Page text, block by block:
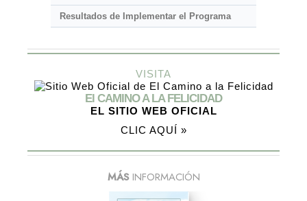
Resultados de Implementar el Programa
VISITA
El CAMINO A LA FELICIDAD
EL SITIO WEB OFICIAL
CLIC AQUÍ »
MÁSINFORMACIÓN